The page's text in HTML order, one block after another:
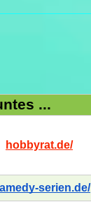
...
hobbyrat.de/
serien.de/